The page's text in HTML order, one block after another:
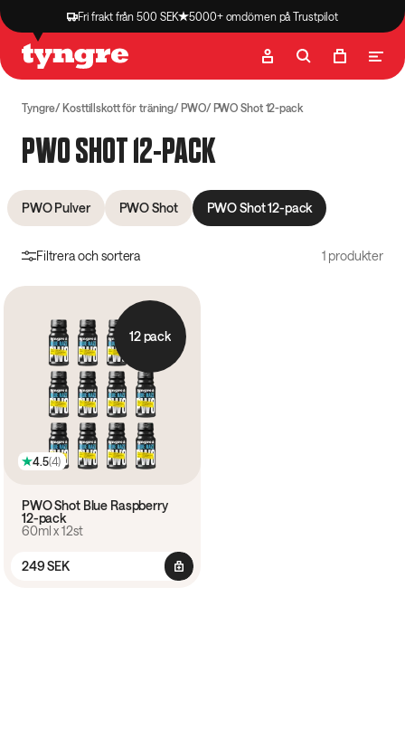
Fri frakt från 500 SEK 5000+ omdömen på Trustpilot
Butik Recept
Tyngre Kosttillskott för träning PWO PWO Shot 12-pack
PWO SHOT 12-PACK
PWO Pulver PWO Shot PWO Shot 12-pack
Filtrera och sortera 1 produkter
12 pack
4.5(4)
PWO Shot Blue Raspberry
12-pack
60ml x 12st
249 SEK